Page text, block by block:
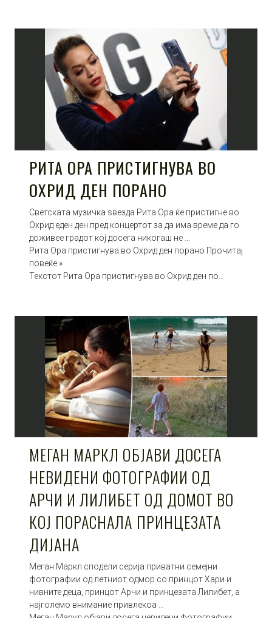
РИТА ОРА ПРИСТИГНУВА ВО
ОХРИД ДЕН ПОРАНО
Светската музичка ѕвезда Рита Ора ќе пристигне во
Охрид еден ден пред концертот за да има време да го
доживее градот кој досега никогаш не …
Рита Ора пристигнува во Охрид ден порано Прочитај
повеќе »
Текстот Рита Ора пристигнува во Охрид ден по…
МЕГАН МАРКЛ ОБЈАВИ ДОСЕГА
НЕВИДЕНИ ФОТОГРАФИИ ОД
АРЧИ И ЛИЛИБЕТ ОД ДОМОТ ВО
КОЈ ПОРАСНАЛА ПРИНЦЕЗАТА
ДИЈАНА
Меган Маркл сподели серија приватни семејни
фотографии од летниот одмор со принцот Хари и
нивните деца, принцот Арчи и принцезата Лилибет, а
најголемо внимание привлекоа …